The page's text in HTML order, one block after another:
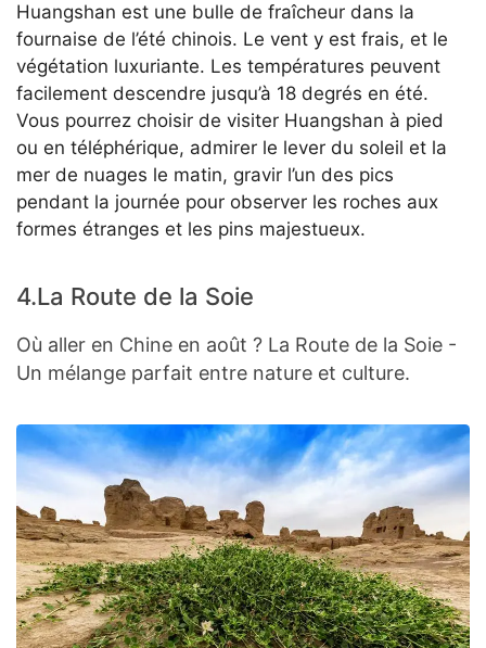
Huangshan est une bulle de fraîcheur dans la
fournaise de l’été chinois. Le vent y est frais, et le
végétation luxuriante. Les températures peuvent
facilement descendre jusqu’à 18 degrés en été.
Vous pourrez choisir de visiter Huangshan à pied
ou en téléphérique, admirer le lever du soleil et la
mer de nuages le matin, gravir l’un des pics
pendant la journée pour observer les roches aux
formes étranges et les pins majestueux.
4.La Route de la Soie
Où aller en Chine en août ? La Route de la Soie -
Un mélange parfait entre nature et culture.